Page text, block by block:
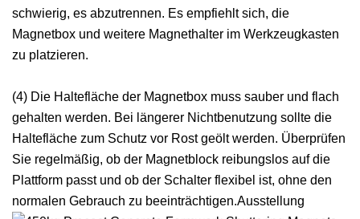
schwierig, es abzutrennen. Es empfiehlt sich, die
Magnetbox und weitere Magnethalter im Werkzeugkasten
zu platzieren.
(4) Die Haltefläche der Magnetbox muss sauber und flach
gehalten werden. Bei längerer Nichtbenutzung sollte die
Haltefläche zum Schutz vor Rost geölt werden. Überprüfen
Sie regelmäßig, ob der Magnetblock reibungslos auf die
Plattform passt und ob der Schalter flexibel ist, ohne den
normalen Gebrauch zu beeinträchtigen.Ausstellung